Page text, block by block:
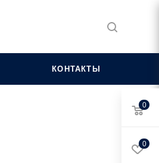
КОНТАКТЫ
0
0